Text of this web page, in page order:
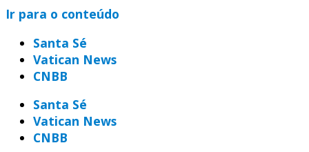
Ir para o conteúdo
Santa Sé
Vatican News
CNBB
Santa Sé
Vatican News
CNBB